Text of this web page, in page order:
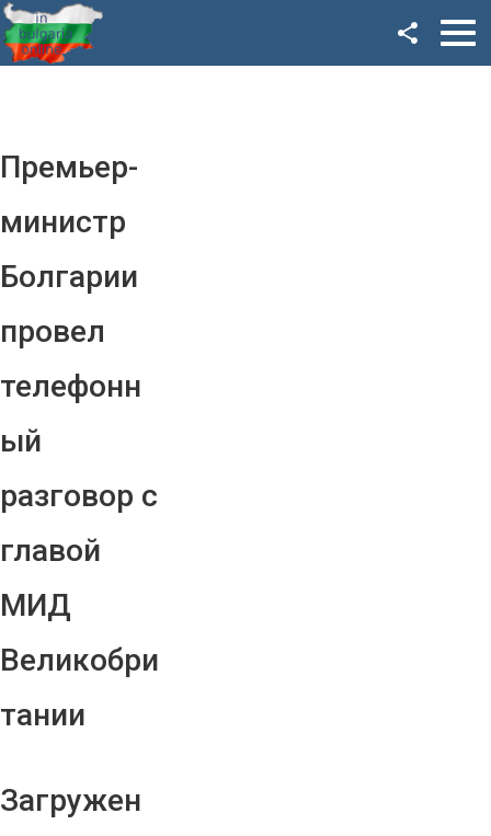
Премьер-
министр
Болгарии
провел
телефонн
ый
разговор с
главой
МИД
Великобри
тании
Загружен